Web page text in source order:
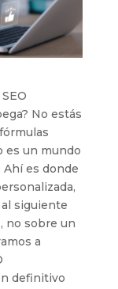
No estás
es un mundo
Ahí es donde
siguiente
no sobre un
a
definitivo